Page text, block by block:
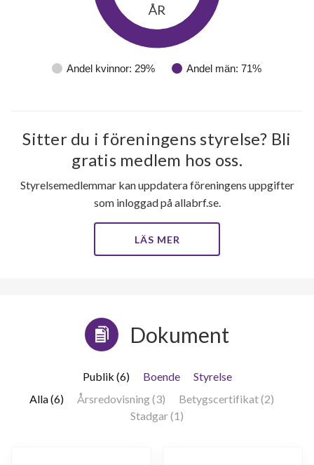
30Andel kvinnor: 29% Andel män: 71%
ÅR
Sitter du i föreningens styrelse? Bli
gratis medlem hos oss.
Styrelsemedlemmar kan uppdatera föreningens uppgifter
som inloggad på allabrf.se.
LÄS MER
Dokument
Publik (6) Boende
Styrelse
Alla (6)
Årsredovisning (3)
Betygscertifikat (2)
Stadgar (1)